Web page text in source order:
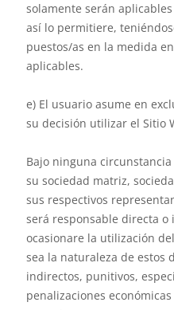
solamente serán
así lo permitiere,
puestos/as en la medida
aplicables.
e) El usuario asume en
su decisión utilizar el Sitio
Bajo ninguna circunstancia
su sociedad matriz,
sus respectivos
será responsable directa
ocasionare la utilización
sea la naturaleza de estos
indirectos, punitivos,
penalizaciones